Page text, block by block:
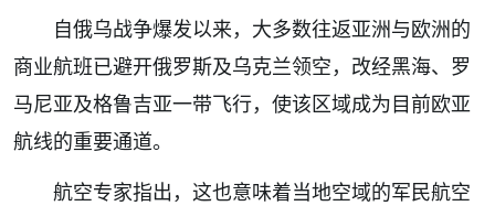
自俄乌战争爆发以来，大多数往返亚洲与欧洲的
商业航班已避开俄罗斯及乌克兰领空，改经黑海、罗
马尼亚及格鲁吉亚一带飞行，使该区域成为目前欧亚
航线的重要通道。
航空专家指出，这也意味着当地空域的军民航空